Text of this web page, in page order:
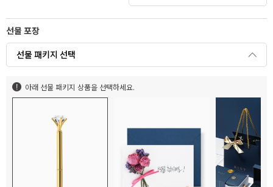
선물 포장
선물 패키지 선택
아래 선물 패키지 상품을 선택하세요.